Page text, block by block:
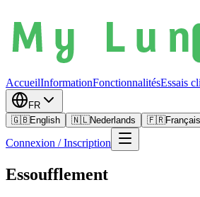
AccueilInformationFonctionnalitésEssais
FR
🇬🇧English 🇳🇱Nederlands 🇫🇷Français
Connexion / Inscription
Essoufflement